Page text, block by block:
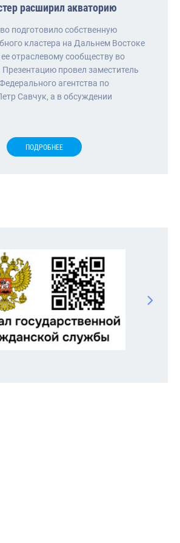
расширил акваторию
подготовило собственную
кластера на Дальнем Востоке
отраслевому сообществу во
провел заместитель
агентства по
Савчук, а в обсуждении
ПОДРОБНЕЕ